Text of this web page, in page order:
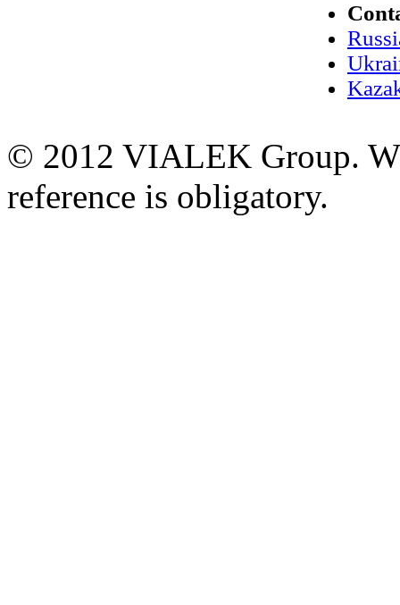
© 2012 VIALEK Group.
reference is obligatory.